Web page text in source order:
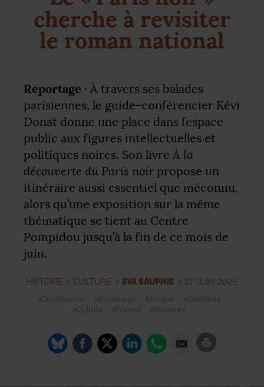
cherche à revisiter
le roman national
Reportage · À travers ses balades
parisiennes, le guide-conférencier Kévi
Donat donne une place dans l’espace
public aux figures intellectuelles et
politiques noires. Son livre À la
découverte du Paris noir propose un
itinéraire aussi essentiel que méconnu,
alors qu’une exposition sur la même
thématique se tient au Centre
Pompidou jusqu’à la fin de ce mois de
juin.
HISTOIRE > CULTURE > EVA SAUPHIE > 27 JUIN 2025
Colonisation Esclavage Afrique
Caraïbes
Culture
France Mémoire